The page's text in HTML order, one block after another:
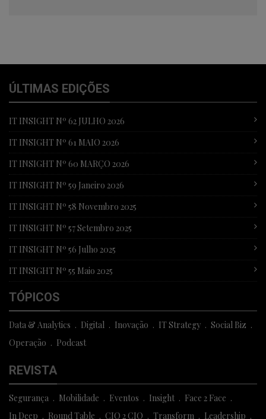
ÚLTIMAS EDIÇÕES
IT INSIGHT Nº 62 JULHO 2026
IT INSIGHT Nº 61 MAIO 2026
IT INSIGHT Nº 60 MARÇO 2026
IT INSIGHT Nº 59 Janeiro 2026
IT INSIGHT Nº 58 Novembro 2025
IT INSIGHT Nº 57 Setembro 2025
IT INSIGHT Nº 56 Julho 2025
IT INSIGHT Nº 55 Maio 2025
TÓPICOS
Data & Analytics Digital Inovação IT Strategy
Social Biz
Operação
Podcast
REVISTA
Segurança Mobilidade Eventos Insight
Face 2 Face
In Deep
Round Table CIO 2 CIO Transform Leadership